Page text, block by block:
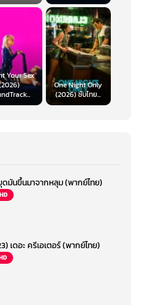
Your Sex
One Night Only
(2026) ซับไทย...
มันขึ้นมาจากหลุม (พากย์ไทย)
HD
เดอะ ครีเอเตอร์ (พากย์ไทย)